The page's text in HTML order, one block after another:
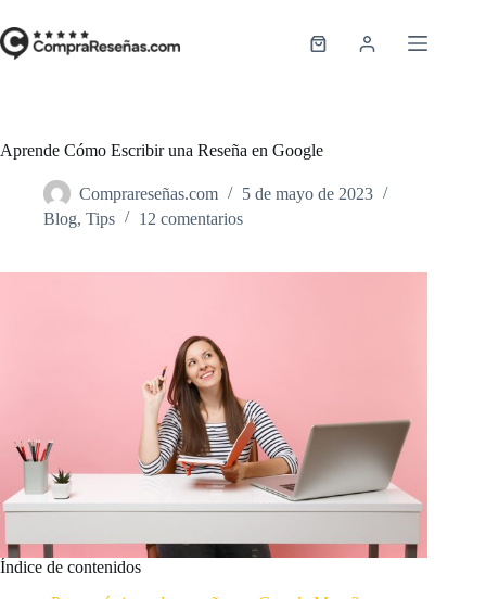
al
contenido
Carro
Aprende Cómo Escribir una Reseña en Google
Comprareseñas.com
5 de mayo de 2023
Blog, Tips 12 comentarios
Índice de contenidos